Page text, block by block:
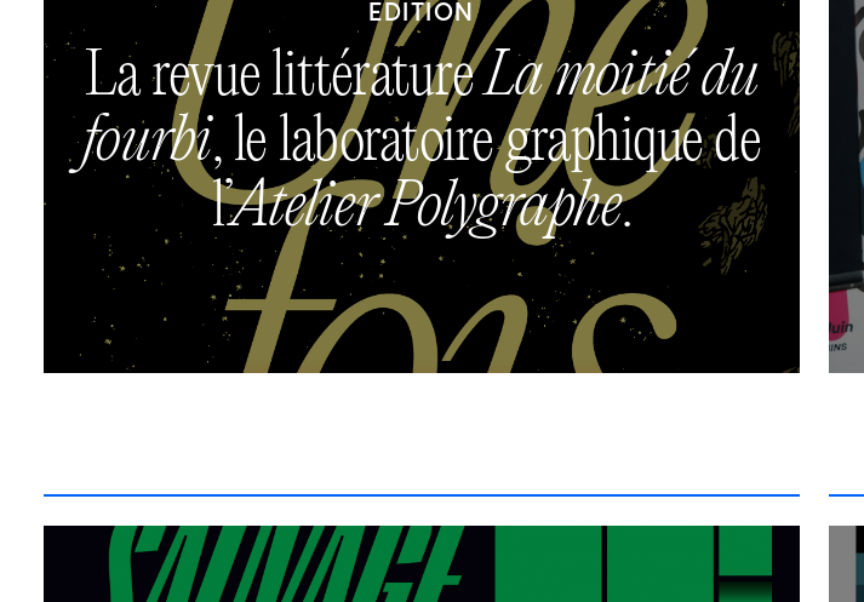
EDITION
La revue littératureLa moitié du
fourbi, le laboratoire graphique de
l’Atelier Polygraphe.